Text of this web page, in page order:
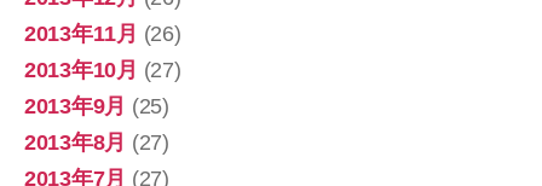
2013年11月 (26)
2013年10月 (27)
2013年9月 (25)
2013年8月 (27)
2013年7月 (27)